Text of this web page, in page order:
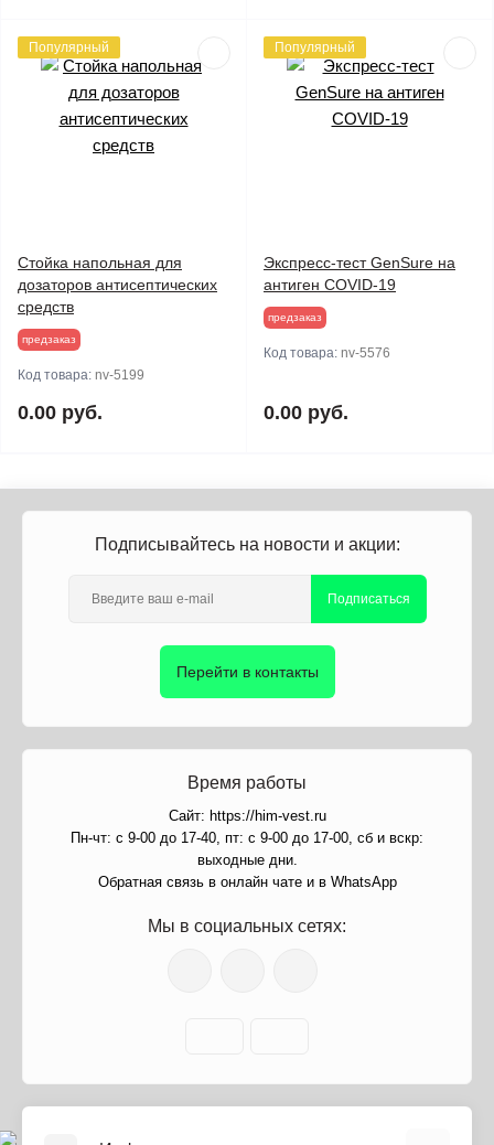
Популярный
Стойка напольная для
дозаторов антисептических
средств
предзаказ
Код товара: nv-5199
0.00 руб.
Популярный
Экспресс-тест GenSure на
антиген COVID-19
предзаказ
Код товара: nv-5576
0.00 руб.
Подписывайтесь на новости и акции:
Подписаться
Перейти в контакты
Время работы
Сайт: https://him-vest.ru
Пн-чт: с 9-00 до 17-40, пт: с 9-00 до 17-00, сб и вскр:
выходные дни.
Обратная связь в онлайн чате и в WhatsApp
Мы в социальных сетях: